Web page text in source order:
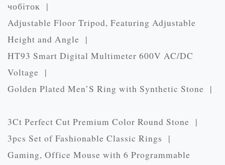
чобіток |
Adjustable Floor Tripod, Featuring Adjustable
Height and Angle |
HT93 Smart Digital Multimeter 600V AC/DC
Voltage |
Golden Plated Men’S Ring with Synthetic Stone |
3Ct Perfect Cut Premium Color Round Stone |
3pcs Set of Fashionable Classic Rings |
Gaming, Office Mouse with 6 Programmable